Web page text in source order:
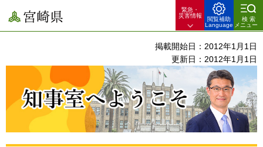
宮崎県
緊急・
災害情報
閲覧補助
Language
検索
メニュー
掲載開始日：2012年1月1日
更新日：2012年1月1日